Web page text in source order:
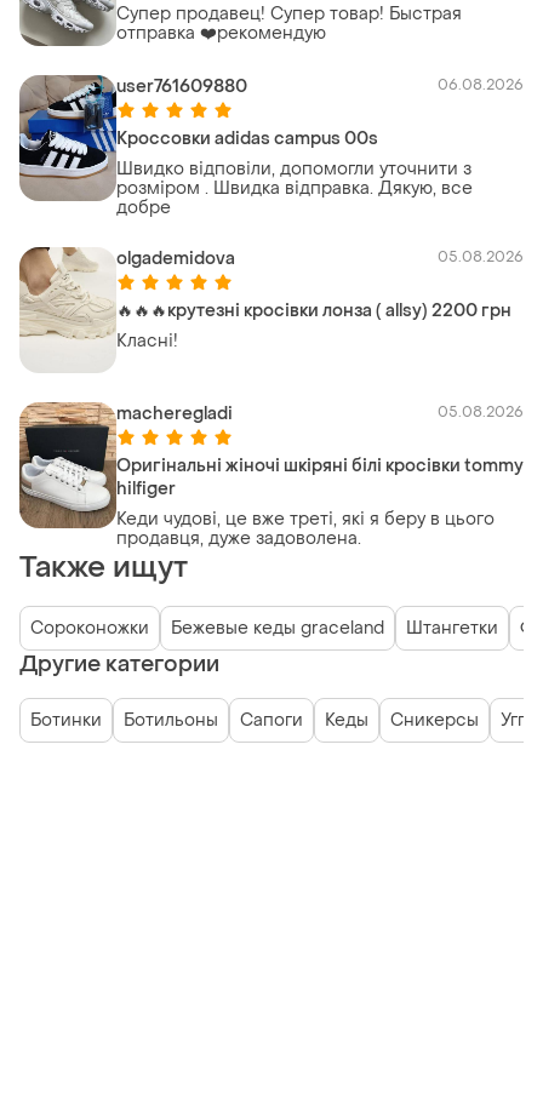
Супер продавец! Супер товар! Быстрая
отправка ❤️рекомендую
user761609880 06.08.2026
Кроссовки adidas campus 00s
Швидко відповіли, допомогли уточнити з
розміром . Швидка відправка. Дякую, все
добре
olgademidova 05.08.2026
🔥🔥🔥крутезні кросівки лонза ( аllsy) 2200 грн
Класні!
macheregladi 05.08.2026
Оригінальні жіночі шкіряні білі кросівки tommy
hilfiger
Кеди чудові, це вже треті, які я беру в цього
продавця, дуже задоволена.
Также ищут
Сороконожки Бежевые кеды graceland Штангетки
Другие категории
Ботинки Ботильоны Сапоги Кеды Сникерсы Угги